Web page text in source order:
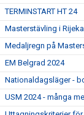
TERMINSTART HT 24
Masterstävling i Rijeka
Medaljregn på
EM Belgrad 2024
Nationaldagsläger -
USM 2024 - många